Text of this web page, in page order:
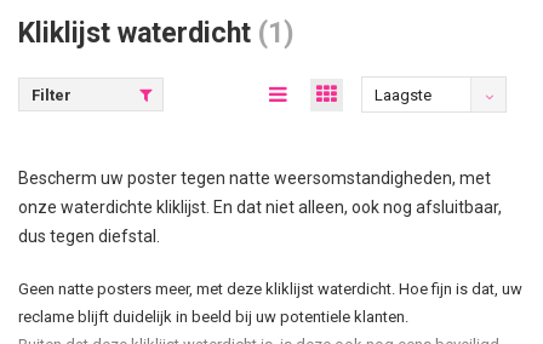
Kliklijst waterdicht (1)
Filter
Laagste
Bescherm uw poster tegen natte weersomstandigheden, met
onze waterdichte kliklijst. En dat niet alleen, ook nog afsluitbaar,
dus tegen diefstal.
Geen natte posters meer, met deze kliklijst waterdicht. Hoe fijn is dat, uw
reclame blijft duidelijk in beeld bij uw potentiele klanten.